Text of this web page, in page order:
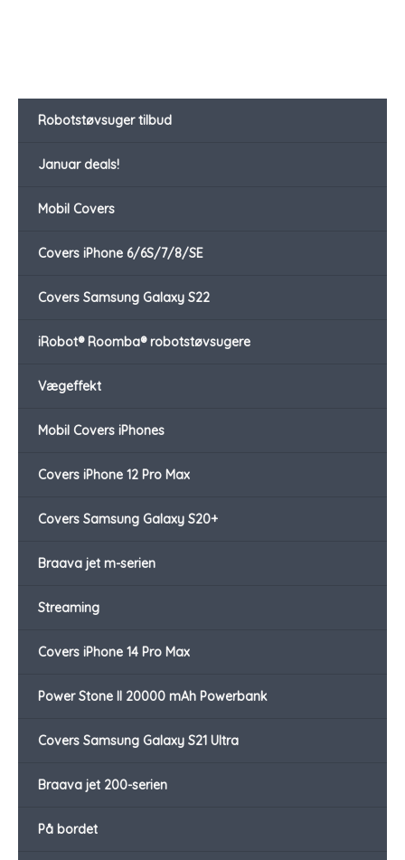
Robotstøvsuger tilbud
Januar deals!
Mobil Covers
Covers iPhone 6/6S/7/8/SE
Covers Samsung Galaxy S22
iRobot® Roomba® robotstøvsugere
Vægeffekt
Mobil Covers iPhones
Covers iPhone 12 Pro Max
Covers Samsung Galaxy S20+
Braava jet m-serien
Streaming
Covers iPhone 14 Pro Max
Power Stone II 20000 mAh Powerbank
Covers Samsung Galaxy S21 Ultra
Braava jet 200-serien
På bordet